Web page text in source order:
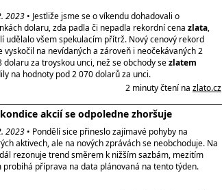
2023 • Jestliže jsme se o víkendu dohadovali o
dolaru, zda padla či nepadla rekordní cena zlata,
udělalo všem spekulacím přítrž. Nový cenový rekord
vyskočil na nevídaných a zároveň i neočekávaných 2
dolaru za troyskou unci, než se obchody sezlatem
na hodnoty pod 2 070 dolarů za unci.
2 minuty čtení na zlato.cz
akcií se odpoledne zhoršuje
2023 • Pondělí sice přineslo zajímavé pohyby na
aktivech, ale na nových zprávách se neobchoduje. Na
rezonuje trend směrem k nižším sazbám, mezitím
probíhá příprava na data plánovaná na tento týden.